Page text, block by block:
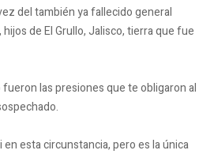
del también ya fallecido general
hijos de El Grullo, Jalisco, tierra que fue
fueron las presiones que te obligaron al
esta circunstancia, pero es la única